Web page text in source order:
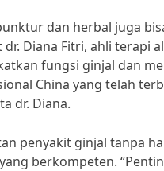
dan herbal juga
Diana Fitri, ahli terapi
fungsi ginjal dan
China yang telah
dr. Diana.
penyakit ginjal tanpa
berkompeten.